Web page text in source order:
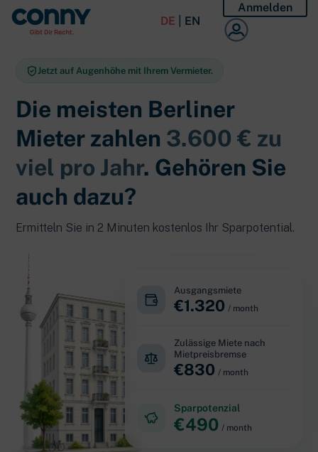
DE EN
Anmelden
Jetzt auf Augenhöhe mit Ihrem Vermieter.
Die meisten Berliner
Mieter zahlen 3.600 € zu
viel pro Jahr. Gehören Sie
auch dazu?
Ermitteln Sie in 2 Minuten kostenlos Ihr Sparpotential.
Ausgangsmiete
€1.320 / month
Zulässige Miete nach
Mietpreisbremse
€830 / month
Sparpotenzial
€490 / month